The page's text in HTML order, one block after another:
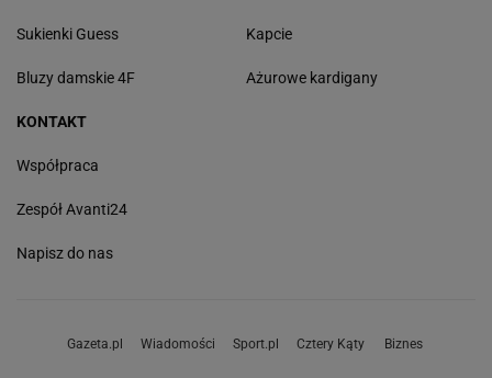
Sukienki Guess
Bluzy damskie 4F
Kapcie
Ażurowe kardigany
KONTAKT
Współpraca
Zespół Avanti24
Napisz do nas
Gazeta.pl Wiadomości Sport.pl Cztery Kąty Biznes